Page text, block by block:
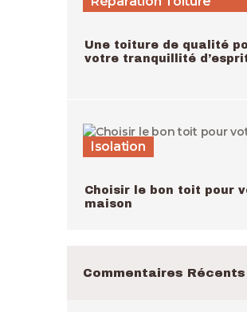
Une toiture de qualité
votre tranquillité
Isolation
Choisir le bon toit pour
maison
Commentaires Récents